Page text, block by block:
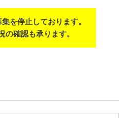
を停止しております。
の確認も承ります。